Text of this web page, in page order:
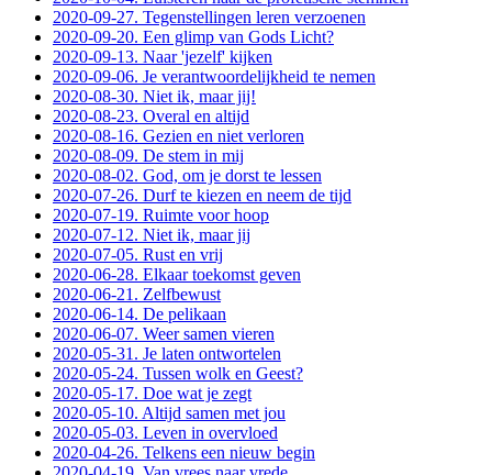
2020-09-27. Tegenstellingen leren verzoenen
2020-09-20. Een glimp van Gods Licht?
2020-09-13. Naar 'jezelf' kijken
2020-09-06. Je verantwoordelijkheid te nemen
2020-08-30. Niet ik, maar jij!
2020-08-23. Overal en altijd
2020-08-16. Gezien en niet verloren
2020-08-09. De stem in mij
2020-08-02. God, om je dorst te lessen
2020-07-26. Durf te kiezen en neem de tijd
2020-07-19. Ruimte voor hoop
2020-07-12. Niet ik, maar jij
2020-07-05. Rust en vrij
2020-06-28. Elkaar toekomst geven
2020-06-21. Zelfbewust
2020-06-14. De pelikaan
2020-06-07. Weer samen vieren
2020-05-31. Je laten ontwortelen
2020-05-24. Tussen wolk en Geest?
2020-05-17. Doe wat je zegt
2020-05-10. Altijd samen met jou
2020-05-03. Leven in overvloed
2020-04-26. Telkens een nieuw begin